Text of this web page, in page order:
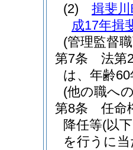
(2)
揖斐
成17年揖
(管理監督
第7条
法第
は、年齢
(他の職へ
第8条
任命
降任等(以
を行うに